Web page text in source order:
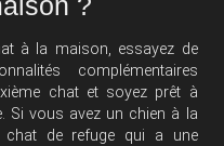
à la maison, essayez de
complémentaires
chat et soyez prêt à
Si vous avez un chien à la
chat de refuge qui a une